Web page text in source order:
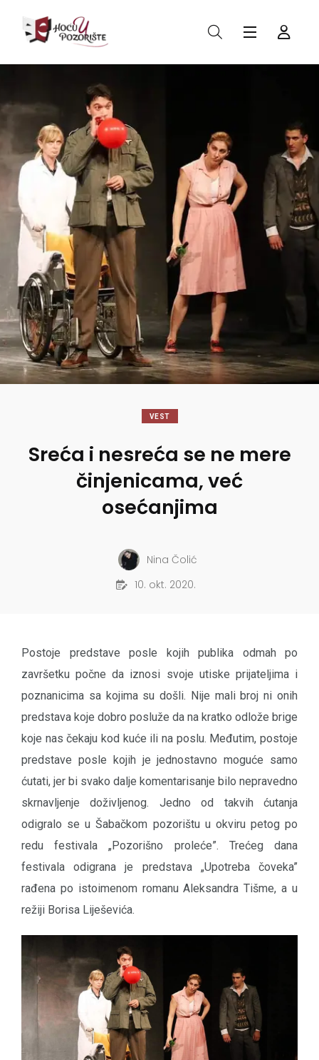
VEST
Sreća i nesreća se ne mere
činjenicama, već
osećanjima
Nina Čolić
10. okt. 2020.
Postoje predstave posle kojih publika odmah po
završetku počne da iznosi svoje utiske prijateljima i
poznanicima sa kojima su došli. Nije mali broj ni onih
predstava koje dobro posluže da na kratko odlože brige
koje nas čekaju kod kuće ili na poslu. Međutim, postoje
predstave posle kojih je jednostavno moguće samo
ćutati, jer bi svako dalje komentarisanje bilo nepravedno
skrnavljenje doživljenog. Jedno od takvih ćutanja
odigralo se u Šabačkom pozorištu u okviru petog po
redu festivala „Pozorišno proleće”. Trećeg dana
festivala odigrana je predstava „Upotreba čoveka”
rađena po istoimenom romanu Aleksandra Tišme, a u
režiji Borisa Liješevića.